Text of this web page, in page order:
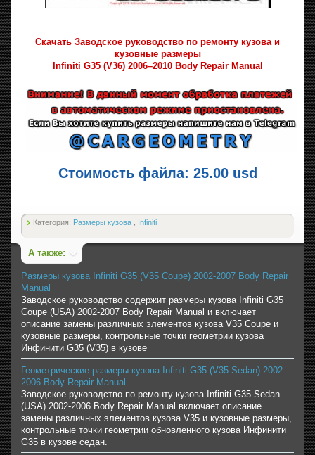
Скачать Заводское руководство по ремонту кузова и
кузовные размеры
Infiniti G35 (V36) 2006–2010 Body Repair Manual
Стоимость файла: 25.00 usd
Категория: Размеры кузова Infiniti
А также:
Размеры кузова Infiniti G35 (V35 Coupe) 2002-2007 Body Repair
Manual
Заводское руководство содержит размеры кузова Infiniti G35
Coupe (USA) 2002-2007 Body Repair Manual и включает
описание замены различных элементов кузова V35 Coupe и
кузовные размеры, контрольные точки геометрии кузова
Инфинити G35 (V35) в кузове
Геометрические размеры кузова Infiniti G35 (V35 Sedan) 2002-
2006 Body Repair Manual
Заводское руководство по ремонту кузова Infiniti G35 Sedan
(USA) 2002-2006 Body Repair Manual включает описание
замены различных элементов кузова V35 и кузовные размеры,
контрольные точки геометрии обновленного кузова Инфинити
G35 в кузове седан.